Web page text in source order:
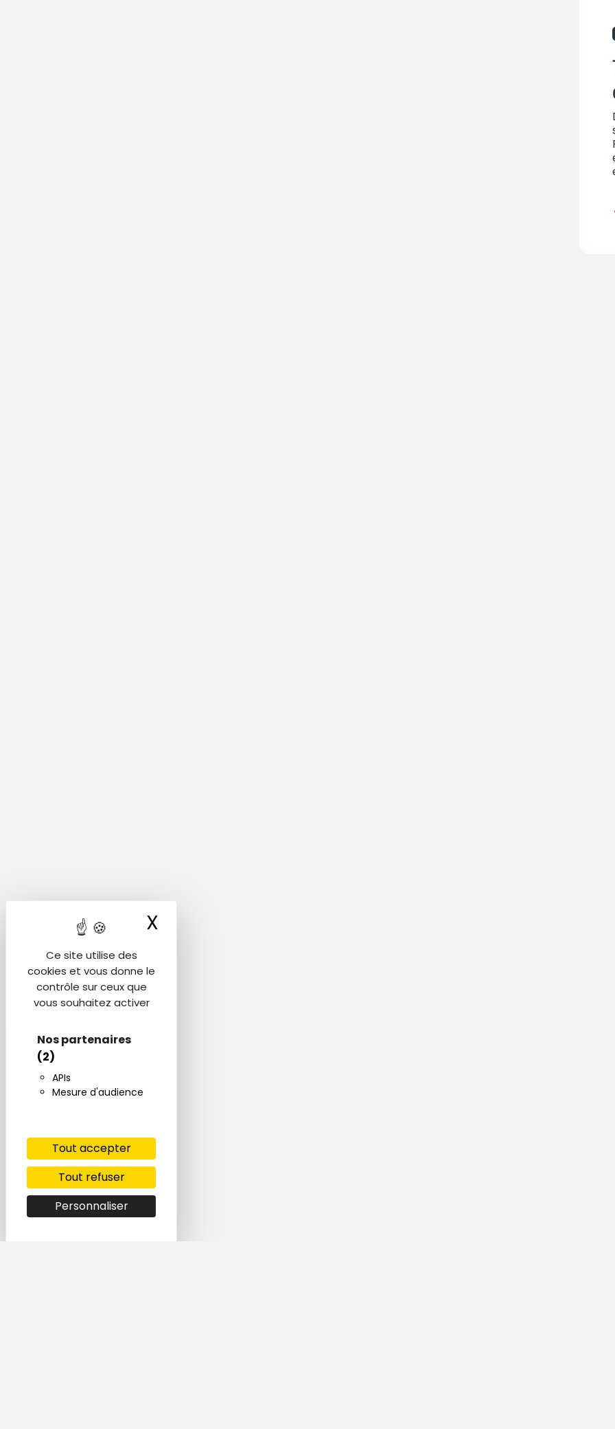
Ce site utilise des
cookies et vous donne le
contrôle sur ceux que
vous souhaitez activer
Nos partenaires
(2)
APIs
Mesure d'audience
Tout accepter
Tout refuser
Personnaliser
X